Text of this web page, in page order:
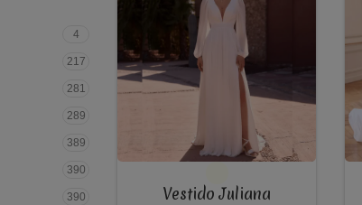
4
217
281
289
389
390
390 Vestido Juliana